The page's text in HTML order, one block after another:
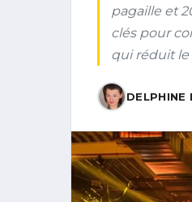
pagaille et
clés pour
qui réduit le
DELPHINE